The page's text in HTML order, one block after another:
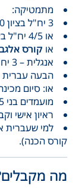
מתמטיקה:
3 יח"ל בציון 80 ומעלה.
או 4/5 יח"ל בציון 60 ומעלה.
או קורס
אנגלית – 3 יח"ל ומעלה.
הבעה עברית – 2
או: סיום
מועמדים בני 35+ – תעודת סיום 12 שנות לימוד.
ראיון אישי
למי שעברית
קורס הכנה).
מה